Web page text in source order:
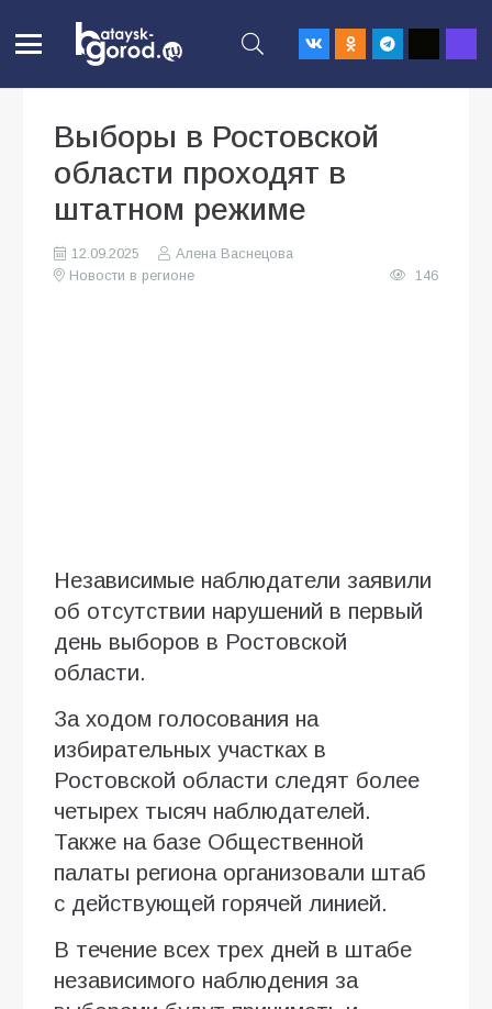
Выборы в Ростовской
области проходят в
штатном режиме
12.09.2025
Алена Васнецова
Новости в регионе
146
Независимые наблюдатели заявили
об отсутствии нарушений в первый
день выборов в Ростовской
области.
За ходом голосования на
избирательных участках в
Ростовской области следят более
четырех тысяч наблюдателей.
Также на базе Общественной
палаты региона организовали штаб
с действующей горячей линией.
В течение всех трех дней в штабе
независимого наблюдения за